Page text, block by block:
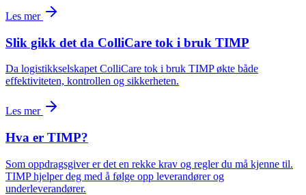
Les mer
Slik gikk det da ColliCare tok i bruk TIMP
Da logistikkselskapet ColliCare tok i bruk TIMP økte både
effektiviteten, kontrollen og sikkerheten.
Les mer
Hva er TIMP?
Som oppdragsgiver er det en rekke krav og regler du må kjenne til.
TIMP hjelper deg med å følge opp leverandører og
underleverandører.